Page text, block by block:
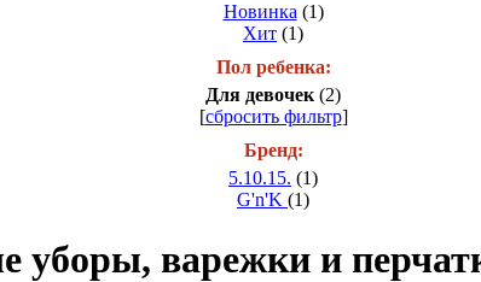
Новинка (1)
Хит (1)
Пол ребенка:
Для девочек (2)
[сбросить фильтр]
Бренд:
5.10.15. (1)
G'n'K (1)
уборы, варежки и